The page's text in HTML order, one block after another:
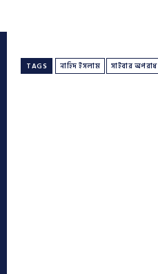
TAGS নাহিদ ইসলাম সাইবার অপরাধ